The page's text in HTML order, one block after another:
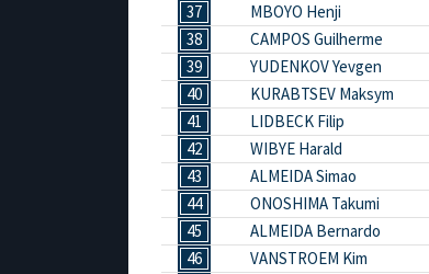
37
MBOYO Henji
38
CAMPOS Guilherme
39
YUDENKOV Yevgen
40
KURABTSEV Maksym
41
LIDBECK Filip
42
WIBYE Harald
43
ALMEIDA Simao
44
ONOSHIMA Takumi
45
ALMEIDA Bernardo
46
VANSTROEM Kim